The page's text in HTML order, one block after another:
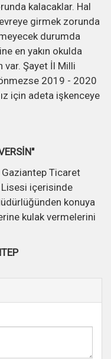
kalacaklar. Hal
girmek zorunda
durumda
en yakın okulda
var. Şayet İl Milli
2019 - 2020
için adeta işkenceye
Gaziantep Ticaret
Lisesi içerisinde
konuya
kulak vermelerini